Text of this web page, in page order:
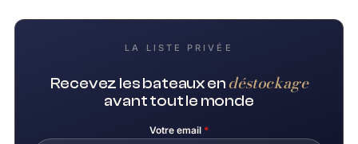
LA LISTE PRIVÉE
Recevez les bateaux en déstockage
avant tout le monde
Votre email *